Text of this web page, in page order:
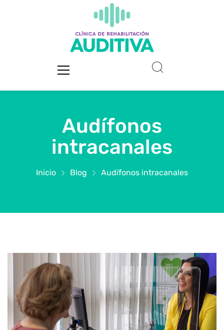
Audífonos
intracanales
Inicio Blog Audífonos intracanales